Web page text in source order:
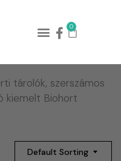
0
tárolók, szerszámos
kiemelt Biohort
Default Sorting